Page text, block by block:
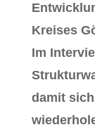
Kreises
Im
damit